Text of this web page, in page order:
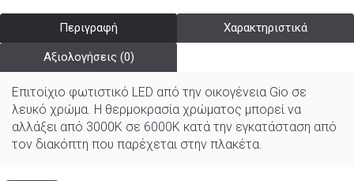
Περιγραφή Χαρακτηριστικά
Αξιολογήσεις (0)
Επιτοίχιο φωτιστικό LED από την οικογένεια Gio σε
λευκό χρώμα. Η θερμοκρασία χρώματος μπορεί να
αλλάξει από 3000K σε 6000K κατά την εγκατάσταση από
τον διακόπτη που παρέχεται στην πλακέτα.